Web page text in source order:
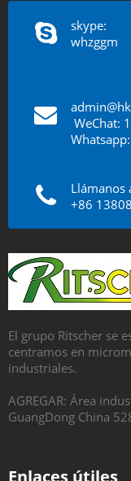
skype:
whzggm
WeChat:
Llámanos
+86
El grupo Ritscher se
centramos en
industriales.
AGREGAR: Área
GuangDong China
Enlaces útiles